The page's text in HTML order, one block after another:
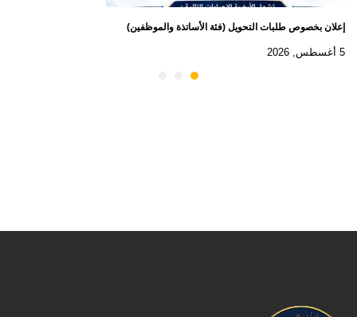
إعلان بخصوص طلبات التحويل (فئة الأساتذة والموظفين)
5 أغسطس, 2026